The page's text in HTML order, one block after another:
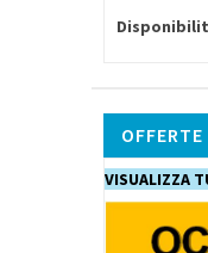
VISUALIZZA